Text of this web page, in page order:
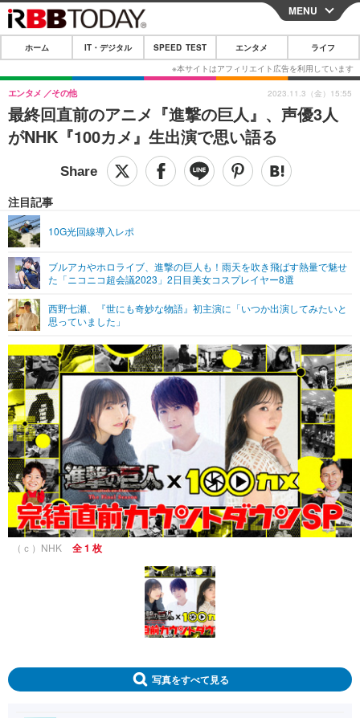
CLOSE
ホーム
IT・デジタル
IT・デジタルTOP スマートフォン
ショッピング その他
SPEED TEST
エンタメTOP 映画・ドラマ
グラビア ブログ
ショッピング その他
ライフTOP
その他
リリース一覧
プッシュ通知の停止方法
MENU
ホーム IT・デジタル SPEED TEST エンタメ ライフ
最終回直前のアニメ『進撃の巨人』、声優3人
がNHK『100カメ』生出演で思い語る
エンタメ その他
注目記事
10G光回線導入レポ
ブルアカやホロライブ、進撃の巨人も！雨天を吹き飛ばす熱量で魅せ
た「ニコニコ超会議2023」2日目美女コスプレイヤー8選
西野七瀬、『世にも奇妙な物語』初主演に「いつか出演してみたいと
思っていました」
2023.11.3（金）15:55
（ｃ）NHK 全 1 枚
写真をすべて見る